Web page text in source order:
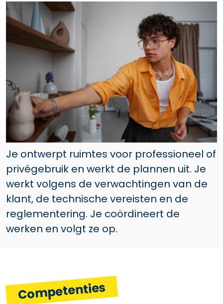
Je ontwerpt ruimtes voor professioneel of
privégebruik en werkt de plannen uit. Je
werkt volgens de verwachtingen van de
klant, de technische vereisten en de
reglementering. Je coördineert de
werken en volgt ze op.
Competenties